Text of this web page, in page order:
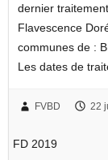
dernier
Flavescence
communes de :
Les dates de
FVBD 22
FD 2019